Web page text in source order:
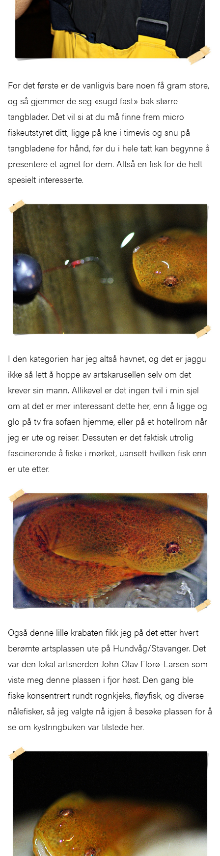
For det første er de vanligvis bare noen få gram store,
og så gjemmer de seg «sugd fast» bak større
tangblader. Det vil si at du må finne frem micro
fiskeutstyret ditt, ligge på kne i timevis og snu på
tangbladene for hånd, før du i hele tatt kan begynne å
presentere et agnet for dem. Altså en fisk for de helt
spesielt interesserte.
I den kategorien har jeg altså havnet, og det er jaggu
ikke så lett å hoppe av artskarusellen selv om det
krever sin mann. Allikevel er det ingen tvil i min sjel
om at det er mer interessant dette her, enn å ligge og
glo på tv fra sofaen hjemme, eller på et hotellrom når
jeg er ute og reiser. Dessuten er det faktisk utrolig
fascinerende å fiske i mørket, uansett hvilken fisk enn
er ute etter.
Også denne lille krabaten fikk jeg på det etter hvert
berømte artsplassen ute på Hundvåg/Stavanger. Det
var den lokal artsnerden John Olav Florø-Larsen som
viste meg denne plassen i fjor høst. Den gang ble
fiske konsentrert rundt rognkjeks, fløyfisk, og diverse
nålefisker, så jeg valgte nå igjen å besøke plassen for å
se om kystringbuken var tilstede her.